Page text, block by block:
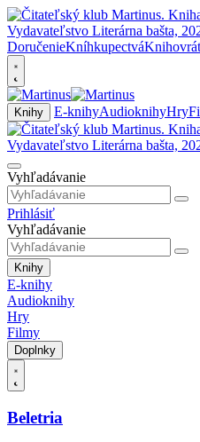
DoručenieKníhkupectvá
Knihy E-knihyAudioknihyHry
Vyhľadávanie
Prihlásiť
Vyhľadávanie
Knihy
E-knihy
Audioknihy
Hry
Filmy
Doplnky
Beletria